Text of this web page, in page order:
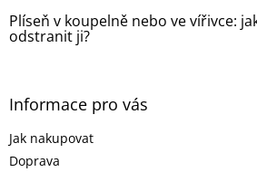
Plíseň v koupelně nebo ve vířivce:
odstranit ji?
Informace pro vás
Jak nakupovat
Doprava